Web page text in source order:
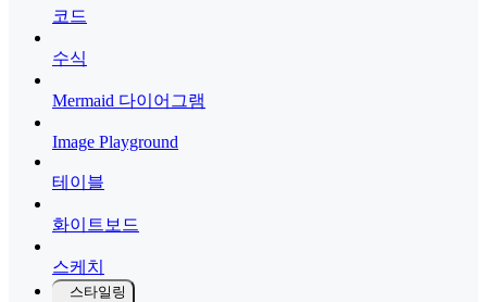
코드
수식
Mermaid 다이어그램
Image Playground
테이블
화이트보드
스케치
스타일링